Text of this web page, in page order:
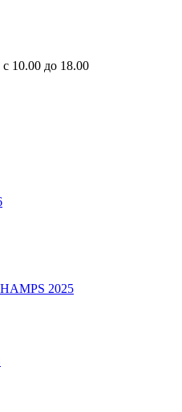
с 10.00 до 18.00
2025